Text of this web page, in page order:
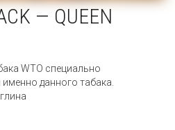
— QUEEN
WTO специально
данного табака.